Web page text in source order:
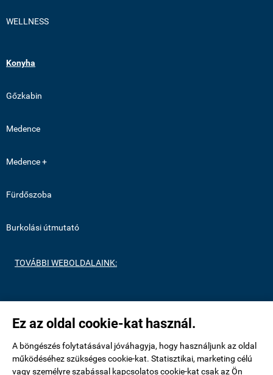
Ez az oldal cookie-kat használ.
A böngészés folytatásával jóváhagyja, hogy használjunk az oldal
működéséhez szükséges cookie-kat. Statisztikai, marketing célú
vagy személyre szabással kapcsolatos cookie-kat csak az Ön
WELLNESS
Konyha
Gőzkabin
Medence
Medence +
Fürdőszoba
Burkolási útmutató
TOVÁBBI WEBOLDALAINK:
https://metrocsempeshop.hu/